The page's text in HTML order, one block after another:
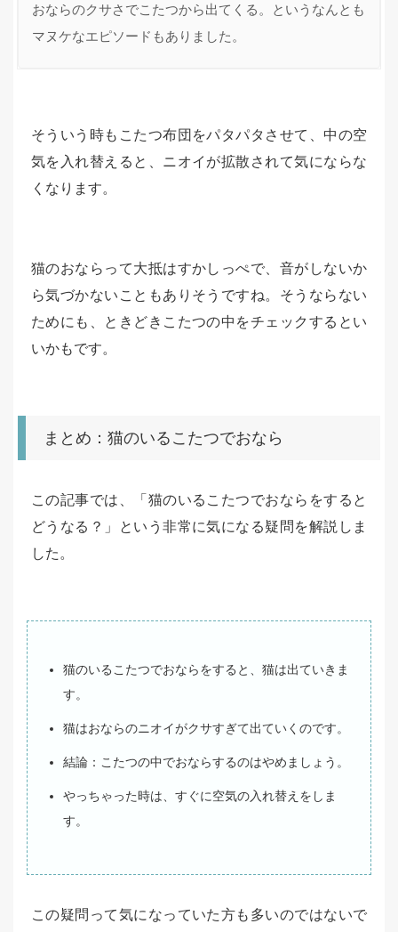
おならのクサさでこたつから出てくる。というなんとも
マヌケなエピソードもありました。
そういう時もこたつ布団をパタパタさせて、中の空
気を入れ替えると、ニオイが拡散されて気にならな
くなります。
猫のおならって大抵はすかしっぺで、音がしないか
ら気づかないこともありそうですね。そうならない
ためにも、ときどきこたつの中をチェックするとい
いかもです。
まとめ：猫のいるこたつでおなら
この記事では、「猫のいるこたつでおならをすると
どうなる？」という非常に気になる疑問を解説しま
した。
猫のいるこたつでおならをすると、猫は出ていきま
す。
猫はおならのニオイがクサすぎて出ていくのです。
結論：こたつの中でおならするのはやめましょう。
やっちゃった時は、すぐに空気の入れ替えをしま
す。
この疑問って気になっていた方も多いのではないで